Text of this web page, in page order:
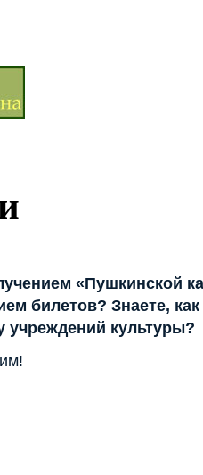
«Пушкинской
билетов? Знаете, как
учреждений культуры?